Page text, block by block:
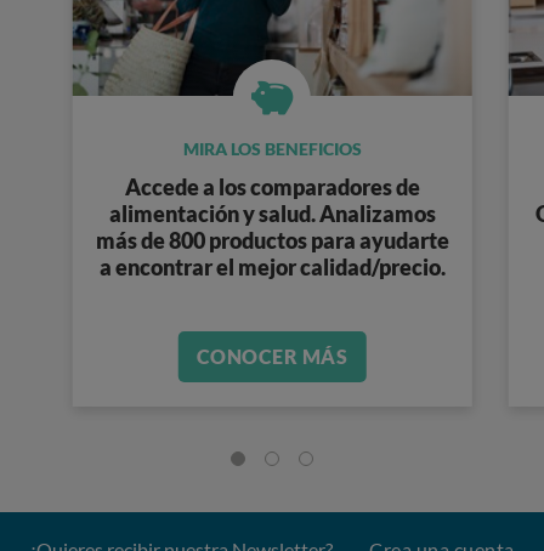
MIRA LOS BENEFICIOS
Accede a loscomparadores de
alimentación y salud. Analizamos
más de 800 productospara ayudarte
a encontrar el mejor calidad/precio.
CONOCER MÁS